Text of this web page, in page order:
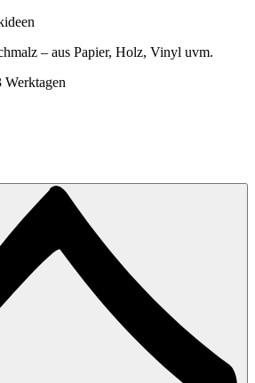
– aus Papier, Holz, Vinyl uvm.
Werktagen